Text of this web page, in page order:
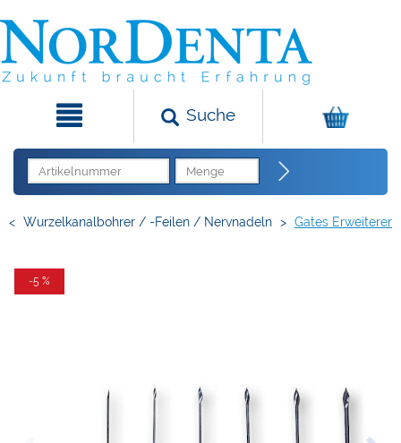
Suche
< Wurzelkanalbohrer / -Feilen / Nervnadeln > Gates Erweiterer
-5 %